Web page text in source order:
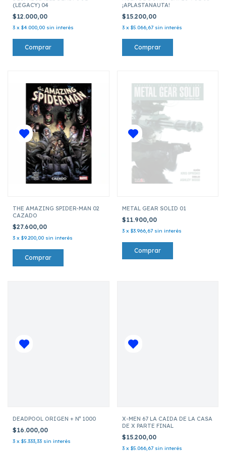
(LEGACY) 04
$12.000,00
3 x $4.000,00 sin interés
¡APLASTANAUTA!
$15.200,00
3 x $5.066,67 sin interés
THE AMAZING SPIDER-MAN 02
CAZADO
$27.600,00
3 x $9.200,00 sin interés
METAL GEAR SOLID 01
$11.900,00
3 x $3.966,67 sin interés
DEADPOOL ORIGEN + Nº 1000
$16.000,00
3 x $5.333,33 sin interés
X-MEN 67 LA CAIDA DE LA CASA
DE X PARTE FINAL
$15.200,00
3 x $5.066,67 sin interés